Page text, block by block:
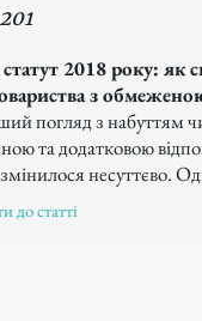
2018 року: як
з
погляд з набуттям
та додатковою
несуттєво.
до статті